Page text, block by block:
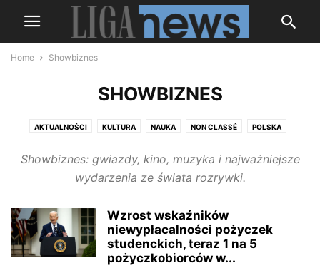
Home Showbiznes
SHOWBIZNES
AKTUALNOŚCI KULTURA NAUKA NON CLASSÉ POLSKA
Showbiznes: gwiazdy, kino, muzyka i najważniejsze
wydarzenia ze świata rozrywki.
Wzrost wskaźników
niewypłacalności pożyczek
studenckich, teraz 1 na 5
pożyczkobiorców w...